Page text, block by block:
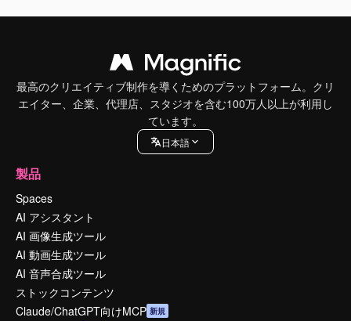
最高のクリエイティブ制作を導くためのプラットフォーム。クリ
エイター、企業、代理店、スタジオを含む100万人以上が利用し
ています。
日本語
製品
Spaces
AI アシスタント
AI 画像生成ツール
AI 動画生成ツール
AI 音声合成ツール
ストックコンテンツ
Claude/ChatGPT向けMCP 新規